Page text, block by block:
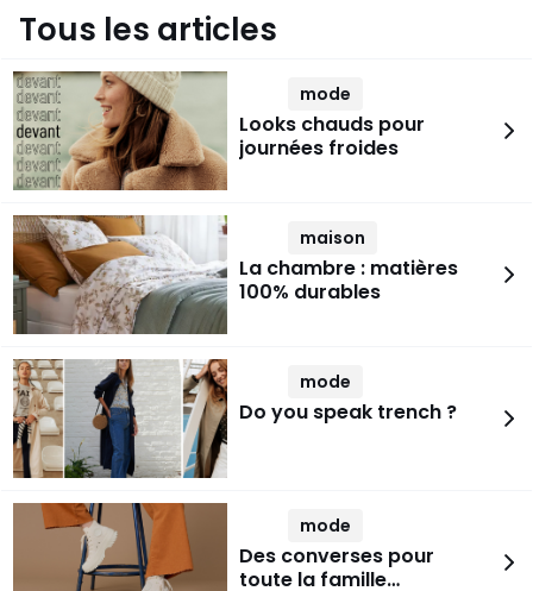
Tous les articles
mode
Looks chauds pour
journées froides
maison
La chambre : matières
100% durables
mode
Do you speak trench ?
mode
Des converses pour
toute la famille…